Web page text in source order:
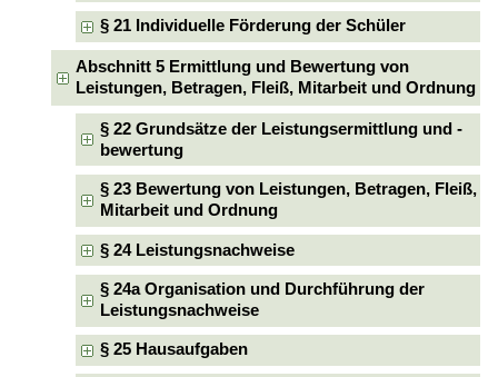
§ 21 Individuelle Förderung der Schüler
Abschnitt 5 Ermittlung und Bewertung von
Leistungen, Betragen, Fleiß, Mitarbeit und Ordnung
§ 22 Grundsätze der Leistungsermittlung und -
bewertung
§ 23 Bewertung von Leistungen, Betragen, Fleiß,
Mitarbeit und Ordnung
§ 24 Leistungsnachweise
§ 24a Organisation und Durchführung der
Leistungsnachweise
§ 25 Hausaufgaben